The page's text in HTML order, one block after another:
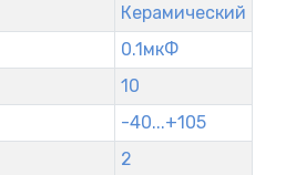
Керамический
0.1мкФ
10
-40...+105
2